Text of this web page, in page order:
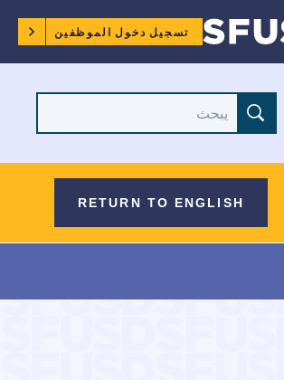
قائمة
طعام
الموظفين
تسجيل دخول الموظفين
موقع
البحث
RETURN TO ENGLISH